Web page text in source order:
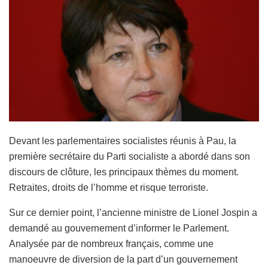
Devant les parlementaires socialistes réunis à Pau, la
première secrétaire du Parti socialiste a abordé dans son
discours de clôture, les principaux thèmes du moment.
Retraites, droits de l’homme et risque terroriste.
Sur ce dernier point, l’ancienne ministre de Lionel Jospin a
demandé au gouvernement d’informer le Parlement.
Analysée par de nombreux français, comme une
manoeuvre de diversion de la part d’un gouvernement